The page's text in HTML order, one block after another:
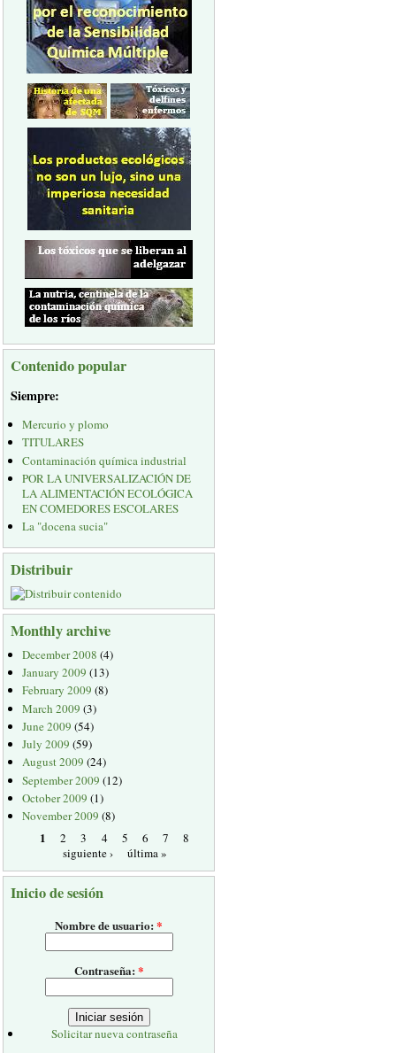
Contenido popular
Siempre:
Mercurio y plomo
TITULARES
Contaminación química industrial
POR LA UNIVERSALIZACIÓN DE
LA ALIMENTACIÓN ECOLÓGICA
EN COMEDORES ESCOLARES
La "docena sucia"
Distribuir
Monthly archive
December 2008 (4)
January 2009 (13)
February 2009 (8)
March 2009 (3)
June 2009 (54)
July 2009 (59)
August 2009 (24)
September 2009 (12)
October 2009 (1)
November 2009 (8)
1 2 3 4 5 6 7
8
siguiente ›
última »
Inicio de sesión
Nombre de usuario:*
Contraseña:*
Solicitar nueva contraseña